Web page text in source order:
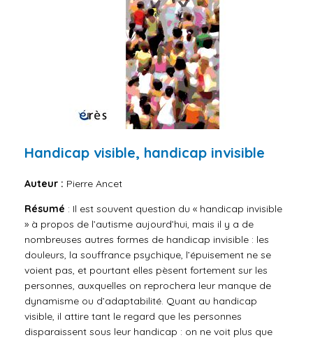
Handicap visible, handicap invisible
Auteur : Pierre Ancet
Résumé : Il est souvent question du « handicap invisible
» à propos de l’autisme aujourd’hui, mais il y a de
nombreuses autres formes de handicap invisible : les
douleurs, la souffrance psychique, l’épuisement ne se
voient pas, et pourtant elles pèsent fortement sur les
personnes, auxquelles on reprochera leur manque de
dynamisme ou d’adaptabilité. Quant au handicap
visible, il attire tant le regard que les personnes
disparaissent sous leur handicap : on ne voit plus que